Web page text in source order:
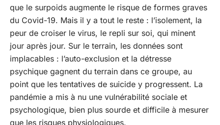
que le surpoids augmente le risque de formes graves
du Covid-19. Mais il y a tout le reste : l’isolement, la
peur de croiser le virus, le repli sur soi, qui minent
jour après jour. Sur le terrain, les données sont
implacables : l’auto-exclusion et la détresse
psychique gagnent du terrain dans ce groupe, au
point que les tentatives de suicide y progressent. La
pandémie a mis à nu une vulnérabilité sociale et
psychologique, bien plus sourde et difficile à mesurer
que les risques physiologiques.